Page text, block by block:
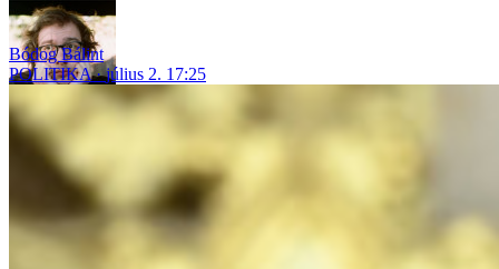
Bódog Bálint
POLITIKA
július 2. 17:25